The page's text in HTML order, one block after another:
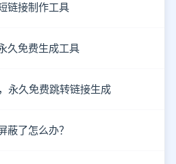
链接制作工具
久免费生成工具
永久免费跳转链接生成
了怎么办？